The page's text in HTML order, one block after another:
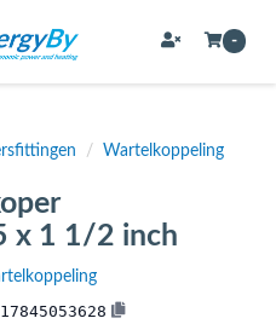
boilervaten)
-
/ Wartelkoppeling
x 1 1/2 inch